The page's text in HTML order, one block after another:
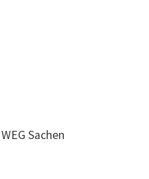
Sachen